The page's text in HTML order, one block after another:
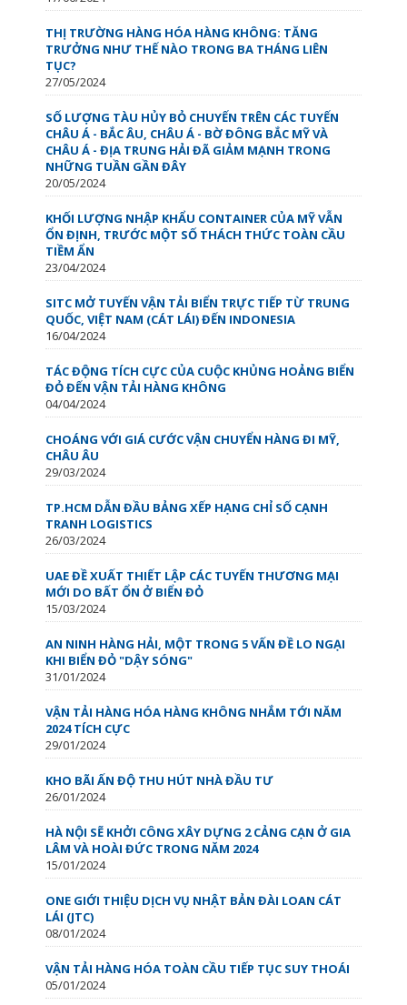
THỊ TRƯỜNG HÀNG HÓA HÀNG KHÔNG: TĂNG
TRƯỞNG NHƯ THẾ NÀO TRONG BA THÁNG LIÊN
TỤC?
27/05/2024
SỐ LƯỢNG TÀU HỦY BỎ CHUYẾN TRÊN CÁC TUYẾN
CHÂU Á - BẮC ÂU, CHÂU Á - BỜ ĐÔNG BẮC MỸ VÀ
CHÂU Á - ĐỊA TRUNG HẢI ĐÃ GIẢM MẠNH TRONG
NHỮNG TUẦN GẦN ĐÂY
20/05/2024
KHỐI LƯỢNG NHẬP KHẨU CONTAINER CỦA MỸ VẪN
ỔN ĐỊNH, TRƯỚC MỘT SỐ THÁCH THỨC TOÀN CẦU
TIỀM ẨN
23/04/2024
SITC MỞ TUYẾN VẬN TẢI BIỂN TRỰC TIẾP TỪ TRUNG
QUỐC, VIỆT NAM (CÁT LÁI) ĐẾN INDONESIA
16/04/2024
TÁC ĐỘNG TÍCH CỰC CỦA CUỘC KHỦNG HOẢNG BIỂN
ĐỎ ĐẾN VẬN TẢI HÀNG KHÔNG
04/04/2024
CHOÁNG VỚI GIÁ CƯỚC VẬN CHUYỂN HÀNG ĐI MỸ,
CHÂU ÂU
29/03/2024
TP.HCM DẪN ĐẦU BẢNG XẾP HẠNG CHỈ SỐ CẠNH
TRANH LOGISTICS
26/03/2024
UAE ĐỀ XUẤT THIẾT LẬP CÁC TUYẾN THƯƠNG MẠI
MỚI DO BẤT ỔN Ở BIỂN ĐỎ
15/03/2024
AN NINH HÀNG HẢI, MỘT TRONG 5 VẤN ĐỀ LO NGẠI
KHI BIỂN ĐỎ "DẬY SÓNG"
31/01/2024
VẬN TẢI HÀNG HÓA HÀNG KHÔNG NHẮM TỚI NĂM
2024 TÍCH CỰC
29/01/2024
KHO BÃI ẤN ĐỘ THU HÚT NHÀ ĐẦU TƯ
26/01/2024
HÀ NỘI SẼ KHỞI CÔNG XÂY DỰNG 2 CẢNG CẠN Ở GIA
LÂM VÀ HOÀI ĐỨC TRONG NĂM 2024
15/01/2024
ONE GIỚI THIỆU DỊCH VỤ NHẬT BẢN ĐÀI LOAN CÁT
LÁI (JTC)
08/01/2024
VẬN TẢI HÀNG HÓA TOÀN CẦU TIẾP TỤC SUY THOÁI
05/01/2024